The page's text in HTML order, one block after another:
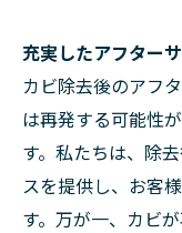
充実したアフター
カビ除去後のアフ
は再発する可能性
す。私たちは、除
スを提供し、お客
す。万が一、カビ